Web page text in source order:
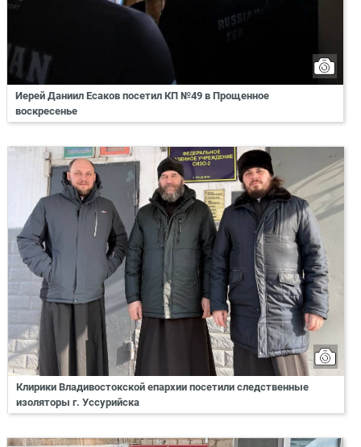
Иерей Даниил Есаков посетил КП №49 в Прощенное
воскресенье
Клирики Владивостокской епархии посетили следственные
изоляторы г. Уссурийска